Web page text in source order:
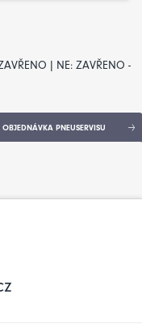
| NE: ZAVŘENO -
OBJEDNÁVKA PNEUSERVISU